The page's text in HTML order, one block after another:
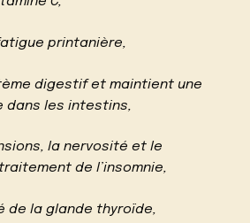
printanière,
digestif et maintient une
dans les intestins,
la nervosité et le
de l’insomnie,
de la glande thyroïde,